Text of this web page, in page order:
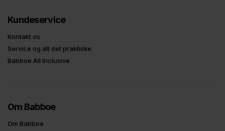
Kundeservice
Kontakt os
Service og alt det praktiske
Babboe All Inclusive
Om Babboe
Om Babboe